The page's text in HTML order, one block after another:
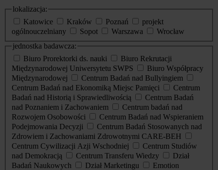
lokalizacja:
Katowice
Kraków Poznań
projekt
ogólnouczelniany
Sopot Warszawa
Wrocław
jednostka badawcza:
Biuro Prorektorki ds. nauki
Biuro Rekrutacji
Międzynarodowej Uniwersytetu SWPS
Biuro Współpracy
Międzynarodowej
Centrum Badań nad Bullyingiem
Centrum Badań nad Ekonomiką Miejsc Pamięci
Centrum
Badań nad Historią i Sprawiedliwością
Centrum Badań
nad Poznaniem i Zachowaniem
Centrum badań nad
Rozwojem Osobowości
Centrum Badań nad Wspieraniem
Podejmowania Decyzji
Centrum Badań Stosowanych nad
Zdrowiem i Zachowaniami Zdrowotnymi CARE-BEH
Centrum Cywilizacji Azji Wschodniej
Centrum Studiów
nad Demokracją
Centrum Transferu Wiedzy
Dział
Badań Naukowych
Dział Marketingu
Emotion